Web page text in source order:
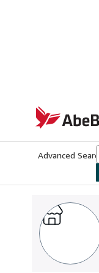
AbeBooks.co.uk
Advanced Search